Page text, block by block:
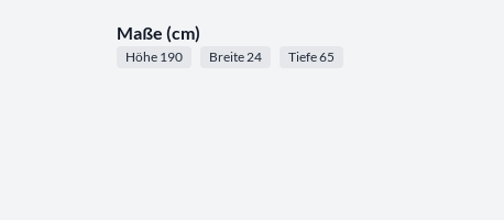
Maße (cm)
Höhe 190 Breite 24 Tiefe 65